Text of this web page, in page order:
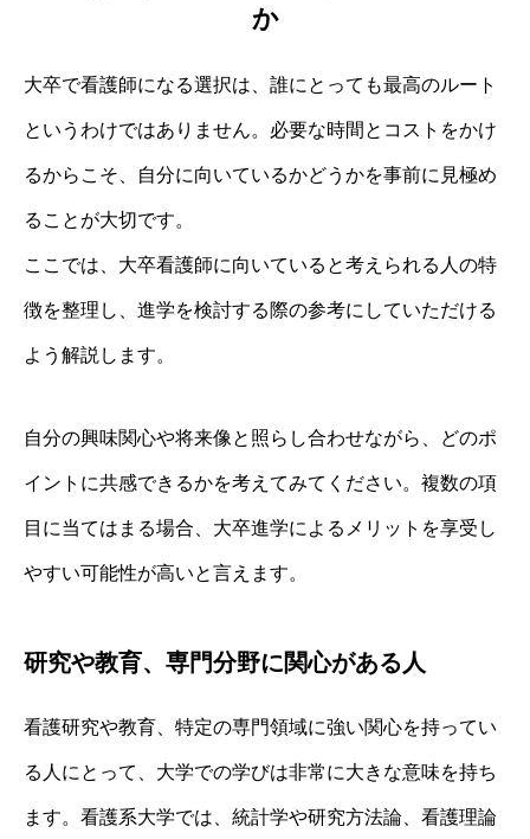
か
大卒で看護師になる選択は、誰にとっても最高のルート
というわけではありません。必要な時間とコストをかけ
るからこそ、自分に向いているかどうかを事前に見極め
ることが大切です。
ここでは、大卒看護師に向いていると考えられる人の特
徴を整理し、進学を検討する際の参考にしていただける
よう解説します。
自分の興味関心や将来像と照らし合わせながら、どのポ
イントに共感できるかを考えてみてください。複数の項
目に当てはまる場合、大卒進学によるメリットを享受し
やすい可能性が高いと言えます。
研究や教育、専門分野に関心がある人
看護研究や教育、特定の専門領域に強い関心を持ってい
る人にとって、大学での学びは非常に大きな意味を持ち
ます。看護系大学では、統計学や研究方法論、看護理論